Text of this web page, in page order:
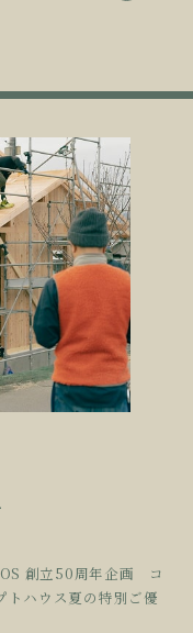
創立50周年企画 コ
トハウス夏の特別ご優